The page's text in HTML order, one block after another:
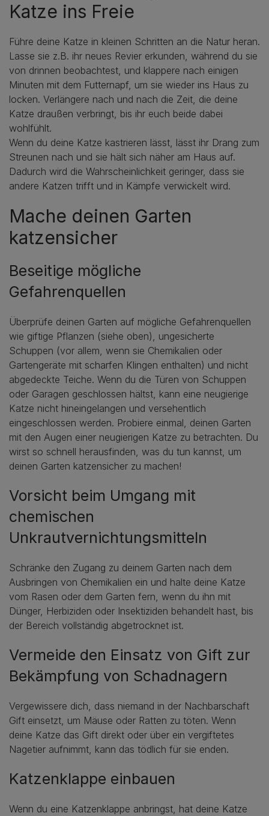
Katze ins Freie
Führe deine Katze in kleinen Schritten an die Natur heran.
Lasse sie z.B. ihr neues Revier erkunden, während du sie
von drinnen beobachtest, und klappere nach einigen
Minuten mit dem Futternapf, um sie wieder ins Haus zu
locken. Verlängere nach und nach die Zeit, die deine
Katze draußen verbringt, bis ihr euch beide dabei
wohlfühlt.
Wenn du deine Katze kastrieren lässt, lässt ihr Drang zum
Streunen nach und sie hält sich näher am Haus auf.
Dadurch wird die Wahrscheinlichkeit geringer, dass sie
andere Katzen trifft und in Kämpfe verwickelt wird.
Mache deinen Garten
katzensicher
Beseitige mögliche
Gefahrenquellen
Überprüfe deinen Garten auf mögliche Gefahrenquellen
wie giftige Pflanzen (siehe oben), ungesicherte
Schuppen (vor allem, wenn sie Chemikalien oder
Gartengeräte mit scharfen Klingen enthalten) und nicht
abgedeckte Teiche. Wenn du die Türen von Schuppen
oder Garagen geschlossen hältst, kann eine neugierige
Katze nicht hineingelangen und versehentlich
eingeschlossen werden. Probiere einmal, deinen Garten
mit den Augen einer neugierigen Katze zu betrachten. Du
wirst so schnell herausfinden, was du tun kannst, um
deinen Garten katzensicher zu machen!
Vorsicht beim Umgang mit
chemischen
Unkrautvernichtungsmitteln
Schränke den Zugang zu deinem Garten nach dem
Ausbringen von Chemikalien ein und halte deine Katze
vom Rasen oder dem Garten fern, wenn du ihn mit
Dünger, Herbiziden oder Insektiziden behandelt hast, bis
der Bereich vollständig abgetrocknet ist.
Vermeide den Einsatz von Gift zur
Bekämpfung von Schadnagern
Vergewissere dich, dass niemand in der Nachbarschaft
Gift einsetzt, um Mäuse oder Ratten zu töten. Wenn
deine Katze das Gift direkt oder über ein vergiftetes
Nagetier aufnimmt, kann das tödlich für sie enden.
Katzenklappe einbauen
Wenn du eine Katzenklappe anbringst, hat deine Katze